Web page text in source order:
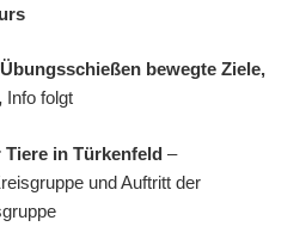
bewegte Ziele,
, Info folgt
in Türkenfeld –
und Auftritt der